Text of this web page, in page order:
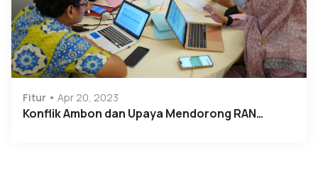
Fitur Apr 20, 2023
Konflik Ambon dan Upaya Mendorong RAN…